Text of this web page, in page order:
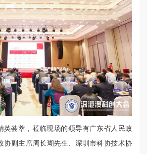
英荟萃，莅临现场的领导有广东省人民政
协副主席周长瑚先生、深圳市科协技术协